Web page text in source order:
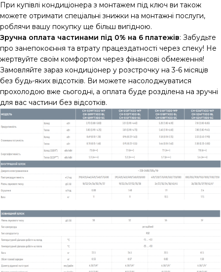
При купівлі кондиціонера з монтажем під ключ ви також
можете отримати спеціальні знижки на монтажні послуги,
роблячи вашу покупку ще більш вигідною.
Зручна оплата частинами під 0% на 6 платежів: Забудьте
про занепокоєння та втрату працездатності через спеку! Не
жертвуйте своїм комфортом через фінансові обмеження!
Замовляйте зараз кондиціонер у розстрочку на 3-6 місяців
без будь-яких відсотків. Ви можете насолоджуватися
прохолодою вже сьогодні, а оплата буде розділена на зручні
для вас частини без відсотків.